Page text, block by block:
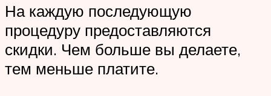
На каждую последующую
процедуру предоставляются
скидки. Чем больше вы делаете,
тем меньше платите.